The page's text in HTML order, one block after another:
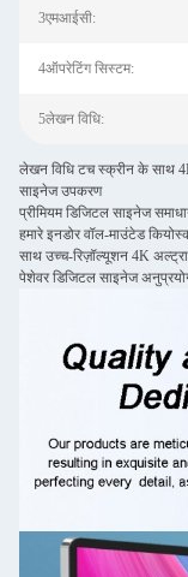
3एमआईसी:
4ऑपरेटिंग सिस्टम:
5लेखन विधि:
लेखन विधि टच स्क्रीन के साथ
साइनेज उपकरण
प्रीमियम डिजिटल साइनेज
हमारे इनडोर वॉल-माउंटेड
साथ उच्च-रिज़ॉल्यूशन 4K अल्ट्रा
पेशेवर डिजिटल साइनेज